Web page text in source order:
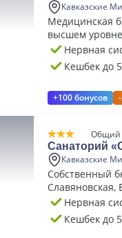
Кавказские
Медицинская
высшем
Нервная
Кешбек до
+100 бонусов
Общий
Санаторий
Кавказские
Собственный
Славяновская,
Нервная
Кешбек до